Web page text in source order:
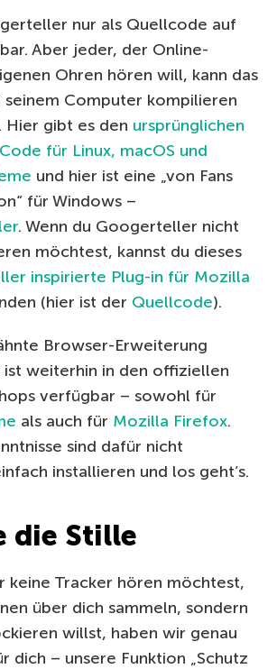
nur als Quellcode auf
Aber jeder, der Online-
Ohren hören will, kann das
seinem Computer kompilieren
Hier gibt es den ursprünglichen
für Linux, macOS und
und hier ist eine „von Fans
für Windows –
. Wenn du Googerteller nicht
möchtest, kannst du dieses
inspirierte Plug-in für Mozilla
(hier ist der Quellcode).
Browser-Erweiterung
ist weiterhin in den offiziellen
verfügbar – sowohl für
als auch für Mozilla Firefox.
sind dafür nicht
installieren und los geht’s.
die Stille
keine Tracker hören möchtest,
über dich sammeln, sondern
willst, haben wir genau
dich – unsere Funktion „Schutz